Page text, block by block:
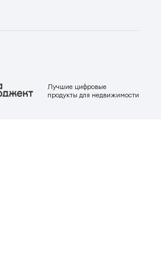
Лучшие цифровые
продукты для недвижимости